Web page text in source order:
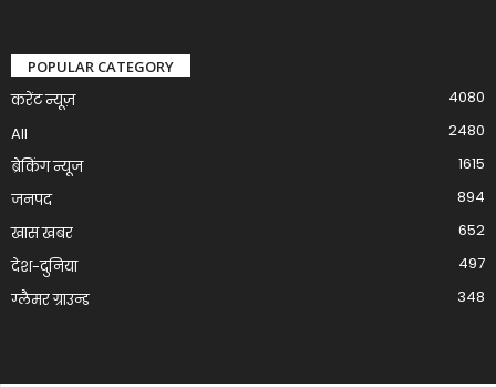
POPULAR CATEGORY
करेंट न्यूज़
4080
All
2480
ब्रेकिंग न्यूज
1615
जनपद
894
खास खबर
652
देश-दुनिया
497
ग्लैमर ग्राउन्ड
348